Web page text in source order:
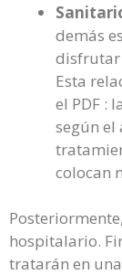
demás
disfrutar
Esta
el PDF :
según el
colocan
hospitalario.
tratarán en